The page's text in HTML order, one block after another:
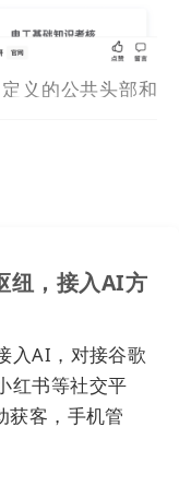
义的公共头部和
设置。
纽，接入AI方
入AI，对接谷歌
红书等社交平
获客，手机管